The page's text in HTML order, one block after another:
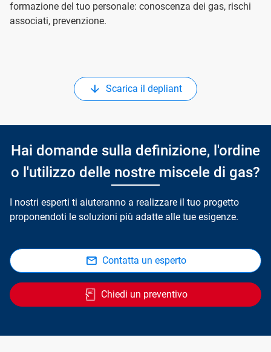
formazione del tuo personale: conoscenza dei gas, rischi
associati, prevenzione.
Scarica il depliant
Hai domande sulla definizione, l'ordine
o l'utilizzo delle nostre miscele di gas?
I nostri esperti ti aiuteranno a realizzare il tuo progetto
proponendoti le soluzioni più adatte alle tue esigenze.
Contatta un esperto
Chiedi un preventivo